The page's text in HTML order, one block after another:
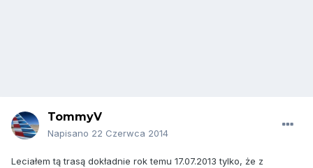
TommyV
Napisano 22 Czerwca 2014
Leciałem tą trasą dokładnie rok temu 17.07.2013 tylko, że z